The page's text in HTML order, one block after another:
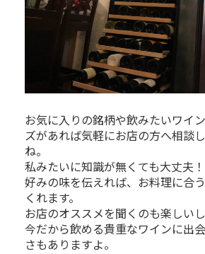
お気に入りの銘柄や飲みたいワイ
ズがあれば気軽にお店の方へ相談
ね。
私みたいに知識が無くても大丈夫！
好みの味を伝えれば、お料理に合
くれます。
お店のオススメを聞くのも楽しいし
今だから飲める貴重なワインに出
さもありますよ。